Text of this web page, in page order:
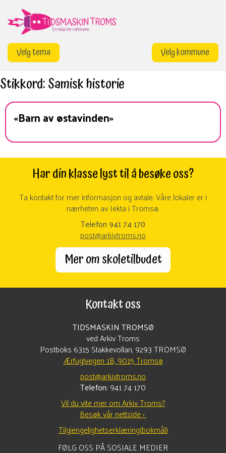
innhold
Velg tema Velg kommune
Stikkord:Samisk historie
«Barn av østavinden»
Har din klasse lyst til å besøke oss?
Ta kontakt for mer informasjon og avtale. Våre lokaler er i
nærheten av Jekta i Tromsø.
Telefon 941 74 170
post@arkivtroms.no
Mer om skoletilbudet
Kontakt oss
TIDSMASKIN TROMSØ
ved Arkiv Troms
Postboks 6315 Stakkevollan, 9293 TROMSØ
Ærfuglvegen 1B, 9015 Tromsø
post@arkivtroms.no
Telefon: 941 74 170
Vil du vite mer om Arkiv Troms?
Besøk vår nettside ›
Tilgjengelighetserklæring(bokmål)
FØLG OSS PÅ SOSIALE MEDIER